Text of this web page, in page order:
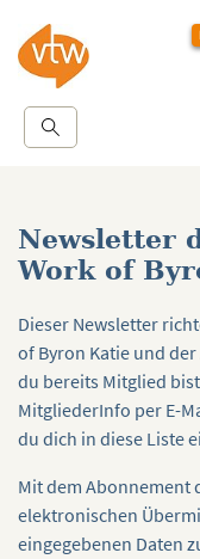
Newsletter
Work of
Dieser Newsletter
of Byron Katie und
du bereits Mitglied
MitgliederInfo per E-
du dich in diese Liste
Mit dem Abonnement
elektronischen
eingegebenen Daten